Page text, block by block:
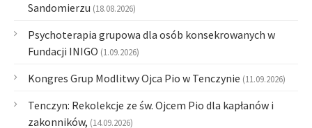
Sandomierzu (18.08.2026)
Psychoterapia grupowa dla osób konsekrowanych w
Fundacji INIGO (1.09.2026)
Kongres Grup Modlitwy Ojca Pio w Tenczynie (11.09.2026)
Tenczyn: Rekolekcje ze św. Ojcem Pio dla kapłanów i
zakonników, (14.09.2026)